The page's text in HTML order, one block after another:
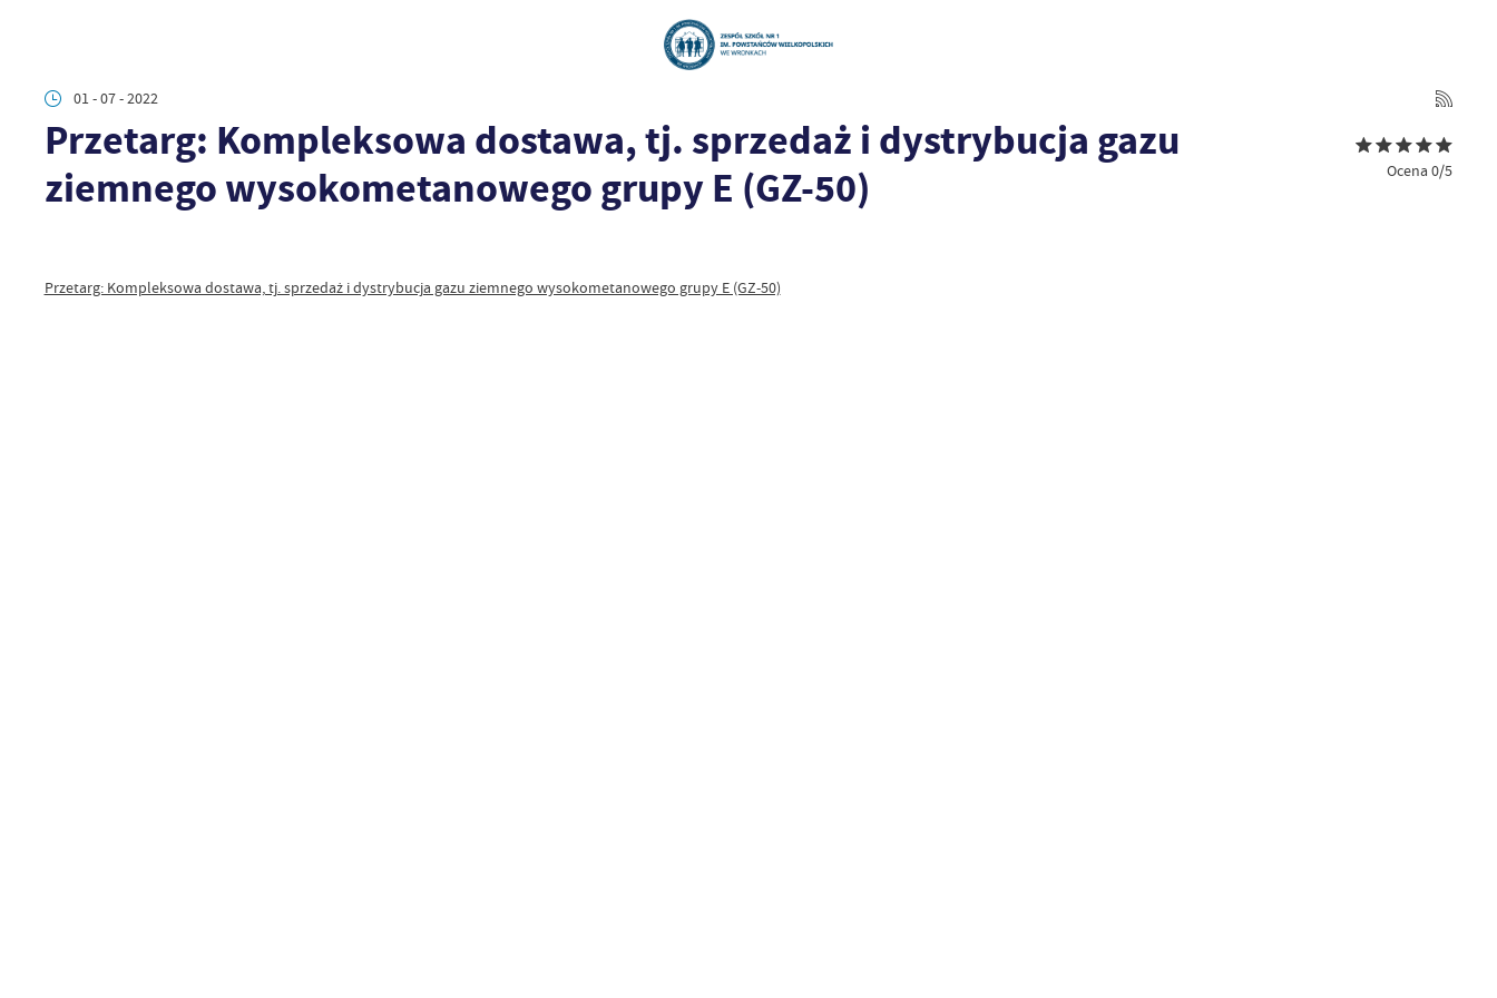
01 - 07 - 2022
Przetarg: Kompleksowa dostawa, tj. sprzedaż i dystrybucja gazu
ziemnego wysokometanowego grupy E (GZ-50)
Ocena 0/5
Przetarg: Kompleksowa dostawa, tj. sprzedaż i dystrybucja gazu ziemnego wysokometanowego grupy E (GZ-50)